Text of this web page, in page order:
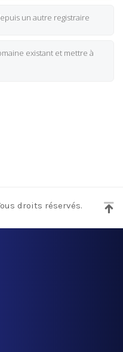
un autre registraire
existant et mettre à
droits réservés.